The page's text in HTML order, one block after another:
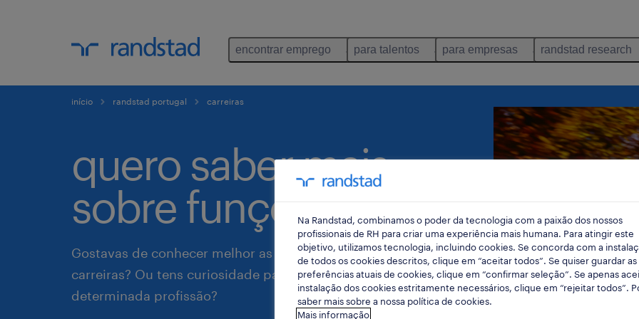
encontrar emprego para talentos para empresas randstad research
início randstad portugal carreiras
quero saber mais
sobre funções
Gostavas de conhecer melhor as funções de diferentes
carreiras? Ou tens curiosidade para saber qual o salário de uma
determinada profissão?
Na Randstad, combinamos o poder da tecnologia com a paixão dos nossos
profissionais de RH para criar uma experiência mais humana. Para atingir este
objetivo, utilizamos tecnologia, incluindo cookies. Se concorda com a
de todos os cookies descritos, clique em “aceitar todos”. Se quiser guardar as
preferências atuais de cookies, clique em “confirmar seleção”. Se apenas
instalação dos cookies estritamente necessários, clique em “rejeitar todos”.
saber mais sobre a nossa política de cookies.
Mais informação